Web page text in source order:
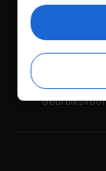
Wie is
Bepaalde
beheren. Zoek
een link om
privacy- en